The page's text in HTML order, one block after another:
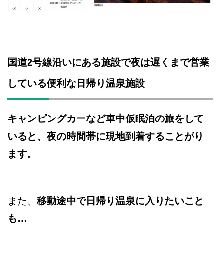
国道2号線沿いにある施設で夜は遅くまで営業
している便利な日帰り温泉施設
キャンピングカーなど車中仮眠泊の旅をして
いると、夜の時間帯に現地到着することがり
ます。
また、 移動途中で日帰り温泉に入りたいこと
も…